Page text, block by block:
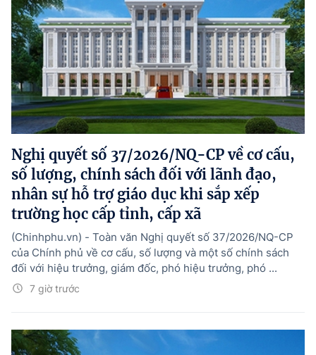
Nghị quyết số 37/2026/NQ-CP về cơ cấu,
số lượng, chính sách đối với lãnh đạo,
nhân sự hỗ trợ giáo dục khi sắp xếp
trường học cấp tỉnh, cấp xã
7 giờ trước
(Chinhphu.vn) - Toàn văn Nghị quyết số 37/2026/NQ-CP
của Chính phủ về cơ cấu, số lượng và một số chính sách
đối với hiệu trưởng, giám đốc, phó hiệu trưởng, phó ...